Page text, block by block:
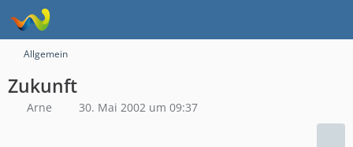
Allgemein
Zukunft
Arne 30. Mai 2002 um 09:37